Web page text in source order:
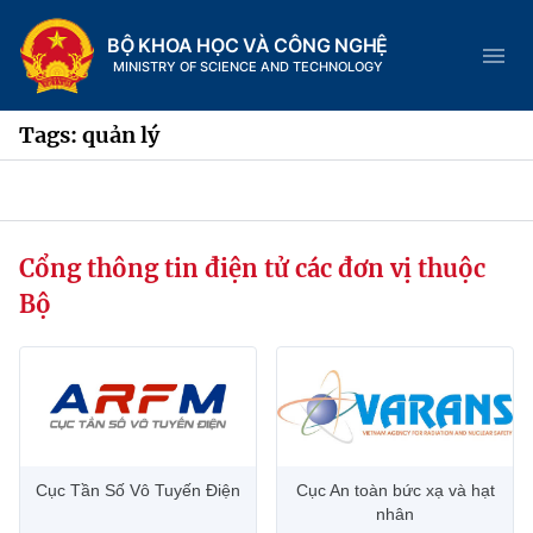
BỘ KHOA HỌC VÀ CÔNG NGHỆ
MINISTRY OF SCIENCE AND TECHNOLOGY
Trang chủ
Chức năng nhiệm vụ
Tin tức sự kiện
Hệ thống văn bản
Tags: quản lý
Cổng thông tin điện tử các đơn vị thuộc
Bộ
Cục Tần Số Vô Tuyến Điện
Cục An toàn bức xạ và hạt
nhân